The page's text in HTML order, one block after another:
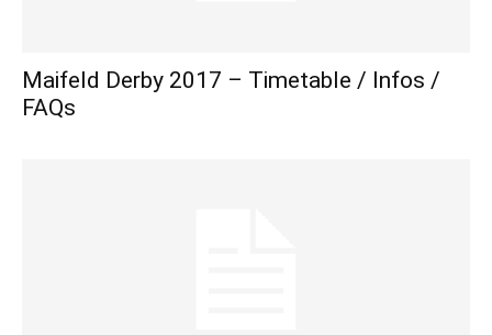
Maifeld Derby 2017 – Timetable / Infos /
FAQs